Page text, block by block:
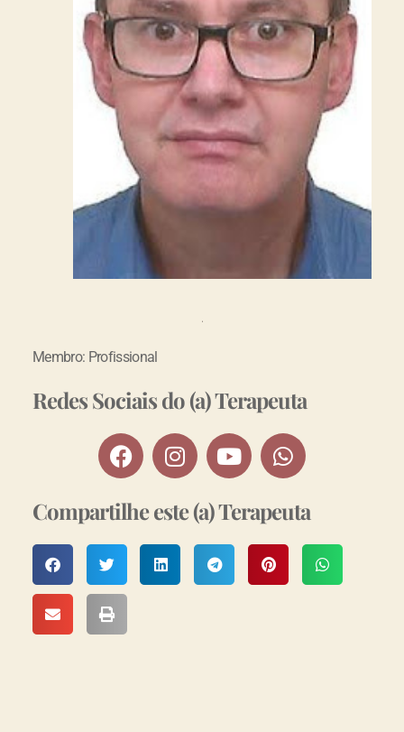
Membro: Profissional
Redes Sociais do (a) Terapeuta
Compartilhe este (a) Terapeuta